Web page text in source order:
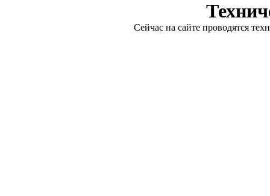
Сейчас на сайте проводятся